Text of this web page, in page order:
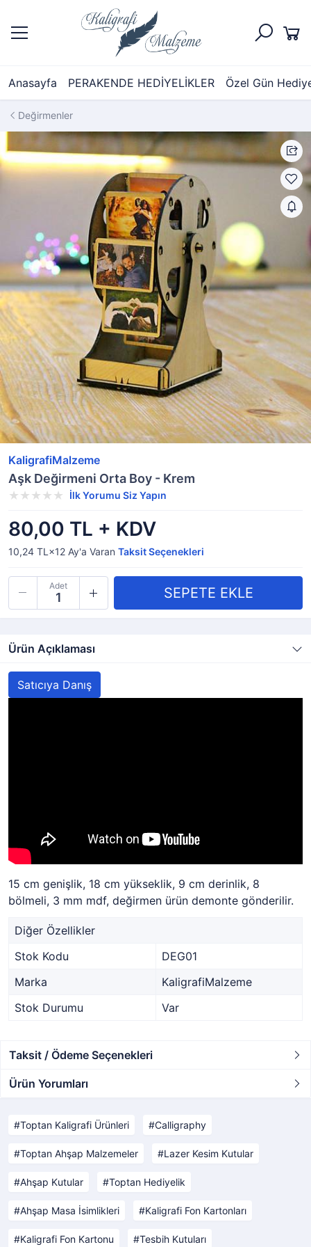
Anasayfa PERAKENDE HEDİYELİKLER Özel Gün
Değirmenler
KaligrafiMalzeme
Aşk Değirmeni Orta Boy - Krem
İlk Yorumu Siz Yapın
80,00 TL + KDV
10,24 TL×12 Ay'a Varan Taksit Seçenekleri
Adet
Ürün Açıklaması
Satıcıya Danış
15 cm genişlik, 18 cm yükseklik, 9 cm derinlik, 8
bölmeli, 3 mm mdf, değirmen ürün demonte gönderilir.
Diğer Özellikler
Stok Kodu
DEG01
Marka
KaligrafiMalzeme
Stok Durumu
Var
Taksit / Ödeme Seçenekleri
Ürün Yorumları
Toptan Kaligrafi Ürünleri Calligraphy
Toptan Ahşap Malzemeler Lazer Kesim Kutular
Ahşap Kutular Toptan Hediyelik
Ahşap Masa İsimlikleri Kaligrafi Fon Kartonları
Kaligrafi Fon Kartonu Tesbih Kutuları